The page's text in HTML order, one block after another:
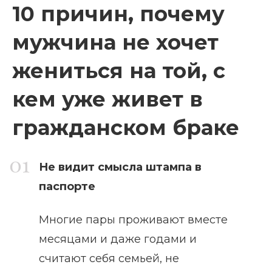
10 причин, почему
мужчина не хочет
жениться на той, с
кем уже живет в
гражданском браке
Не видит смысла штампа в
паспорте
Многие пары проживают вместе
месяцами и даже годами и
считают себя семьей, не